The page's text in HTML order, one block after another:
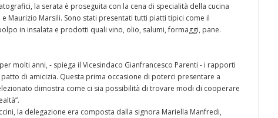
la serata è proseguita con la cena di specialità della cucina
Maurizio Marsili. Sono stati presentati tutti piatti tipici come il
in insalata e prodotti quali vino, olio, salumi, formaggi, pane.
molti anni, - spiega il Vicesindaco Gianfrancesco Parenti - i rapporti
di amicizia. Questa prima occasione di poterci presentare a
dimostra come ci sia possibilità di trovare modi di cooperare
la delegazione era composta dalla signora Mariella Manfredi,